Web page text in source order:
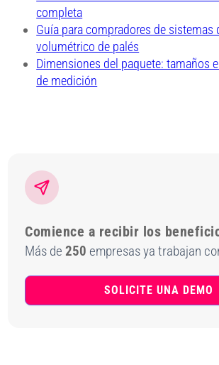
completa
Guía para compradores de sistemas
volumétrico de palés
Dimensiones del paquete: tamaños
de medición
Comience a recibir los
Más de250 empresas ya trabajan
SOLICITE UNA DEMO